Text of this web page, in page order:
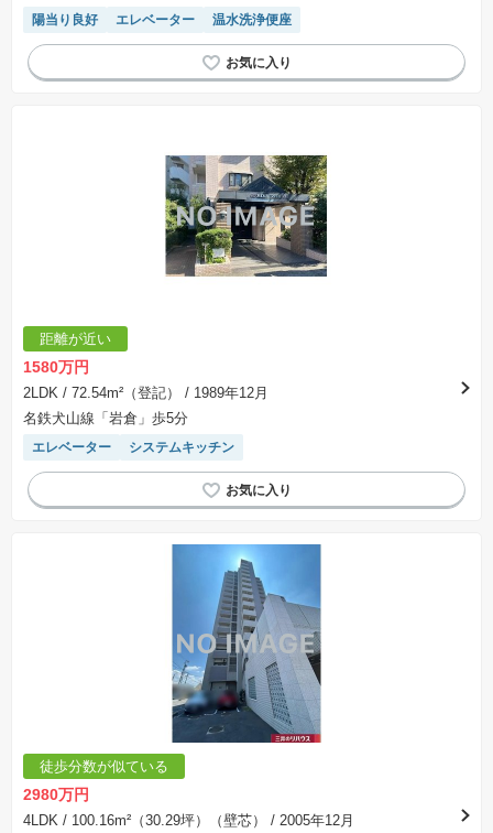
陽当り良好 エレベーター 温水洗浄便座
距離が近い
1580万円
2LDK / 72.54m²（登記）
/ 1989年12月
名鉄犬山線「岩倉」歩5分
エレベーター システムキッチン
徒歩分数が似ている
2980万円
4LDK / 100.16m²（30.29坪）（壁芯）
/ 2005年12月